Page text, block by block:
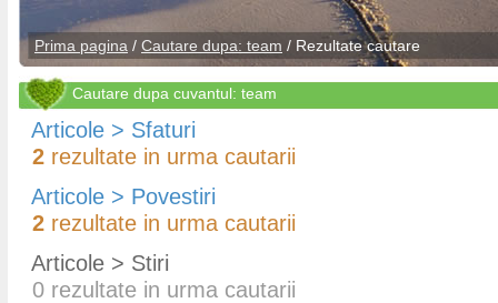
Prima pagina / Cautare dupa: team / Rezultate cautare
Cautare dupa cuvantul: team
Articole > Sfaturi
2 rezultate in urma cautarii
Articole > Povestiri
2 rezultate in urma cautarii
Articole > Stiri
0 rezultate in urma cautarii